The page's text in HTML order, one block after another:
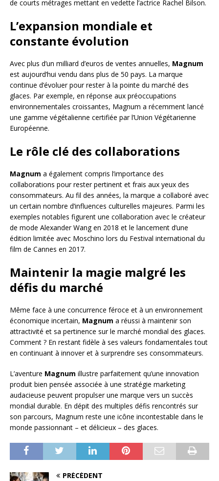
de courts métrages mettant en vedette l’actrice Rachel Bilson.
L’expansion mondiale et
constante évolution
Avec plus d’un milliard d’euros de ventes annuelles, Magnum
est aujourd’hui vendu dans plus de 50 pays. La marque
continue d’évoluer pour rester à la pointe du marché des
glaces. Par exemple, en réponse aux préoccupations
environnementales croissantes, Magnum a récemment lancé
une gamme végétalienne certifiée par l’Union Végétarienne
Européenne.
Le rôle clé des collaborations
Magnum a également compris l’importance des
collaborations pour rester pertinent et frais aux yeux des
consommateurs. Au fil des années, la marque a collaboré avec
un certain nombre d’influences culturelles majeures. Parmi les
exemples notables figurent une collaboration avec le créateur
de mode Alexander Wang en 2018 et le lancement d’une
édition limitée avec Moschino lors du Festival international du
film de Cannes en 2017.
Maintenir la magie malgré les
défis du marché
Même face à une concurrence féroce et à un environnement
économique incertain, Magnum a réussi à maintenir son
attractivité et sa pertinence sur le marché mondial des glaces.
Comment ? En restant fidèle à ses valeurs fondamentales tout
en continuant à innover et à surprendre ses consommateurs.
L’aventure Magnum illustre parfaitement qu’une innovation
produit bien pensée associée à une stratégie marketing
audacieuse peuvent propulser une marque vers un succès
mondial durable. En dépit des multiples défis rencontrés sur
son parcours, Magnum reste une icône incontestable dans le
monde passionnant – et délicieux – des glaces.
PRÉCÉDENT